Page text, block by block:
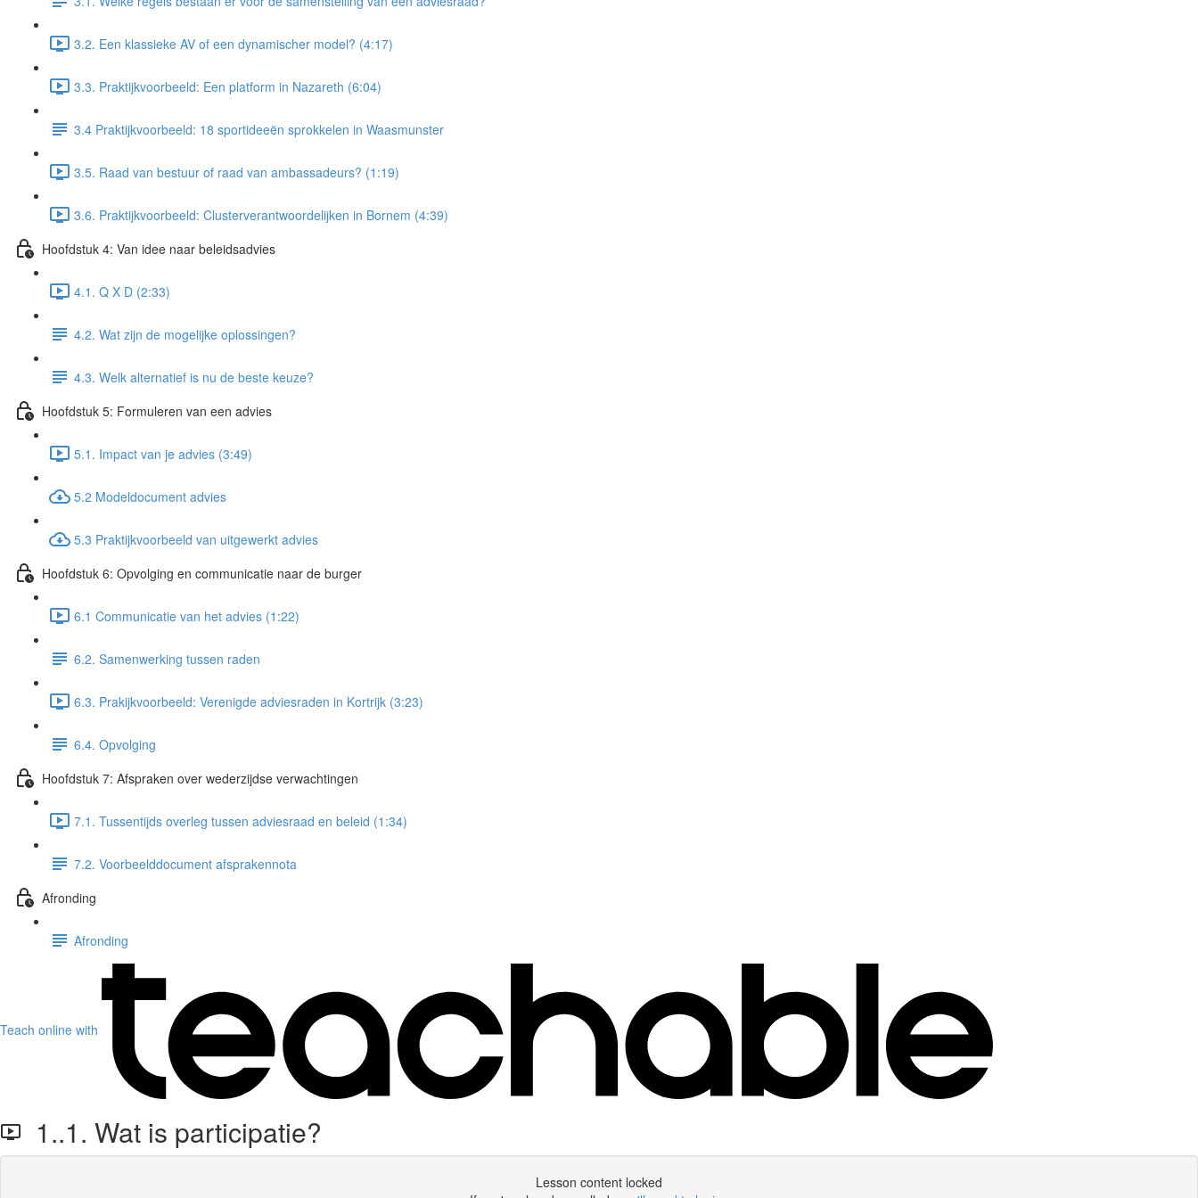
3.2. Een klassieke AV of een dynamischer model? (4:17)
3.3. Praktijkvoorbeeld: Een platform in Nazareth (6:04)
3.4 Praktijkvoorbeeld: 18 sportideeën sprokkelen in Waasmunster
3.5. Raad van bestuur of raad van ambassadeurs? (1:19)
3.6. Praktijkvoorbeeld: Clusterverantwoordelijken in Bornem (4:39)
Hoofdstuk 4: Van idee naar beleidsadvies
4.1. Q X D (2:33)
4.2. Wat zijn de mogelijke oplossingen?
4.3. Welk alternatief is nu de beste keuze?
Hoofdstuk 5: Formuleren van een advies
5.1. Impact van je advies (3:49)
5.2 Modeldocument advies
5.3 Praktijkvoorbeeld van uitgewerkt advies
Hoofdstuk 6: Opvolging en communicatie naar de burger
6.1 Communicatie van het advies (1:22)
6.2. Samenwerking tussen raden
6.3. Prakijkvoorbeeld: Verenigde adviesraden in Kortrijk (3:23)
6.4. Opvolging
Hoofdstuk 7: Afspraken over wederzijdse verwachtingen
7.1. Tussentijds overleg tussen adviesraad en beleid (1:34)
7.2. Voorbeelddocument afsprakennota
Afronding
Afronding
Teach online with
1..1. Wat is participatie?
Lesson content locked